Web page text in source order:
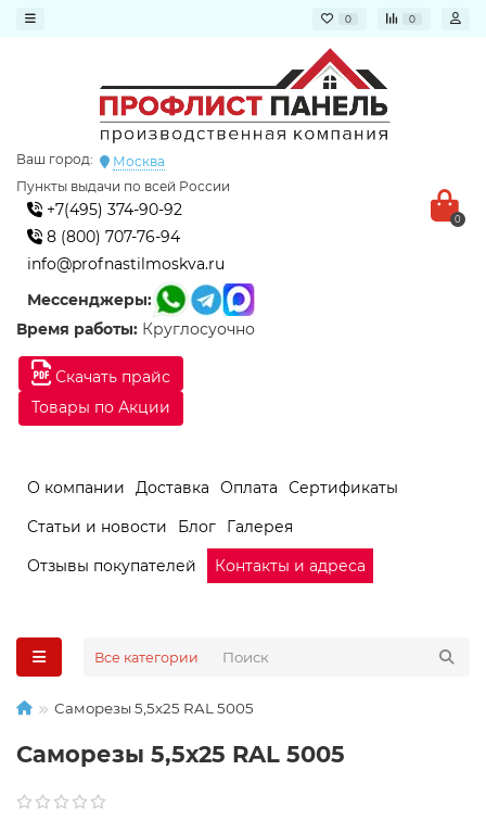
0 0
Скачать прайс
Товары по Акции
Ваш город:
Москва
Пункты выдачи по всей России
+7(495) 374-90-92
8 (800) 707-76-94
info@profnastilmoskva.ru
Мессенджеры:
Время работы: Круглосуочно
0
О компании Доставка Оплата
Сертификаты
Статьи и новости
Блог
Галерея
Отзывы покупателей
Контакты и адреса
Все категории
Саморезы 5,5х25 RAL 5005
Саморезы 5,5х25 RAL 5005